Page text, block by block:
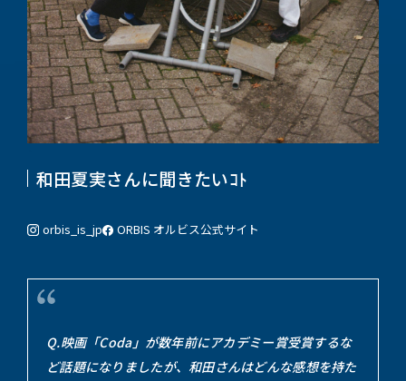
和田夏実さんに聞きたいｺﾄ
orbis_is_jp ORBIS オルビス公式サイト
Q.映画「Coda」が数年前にアカデミー賞受賞するな
ど話題になりましたが、和田さんはどんな感想を持た